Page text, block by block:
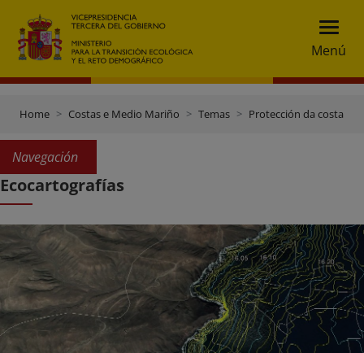
Menú
Home Costas e Medio Mariño Temas Protección da costa
Navegación
Ecocartografías